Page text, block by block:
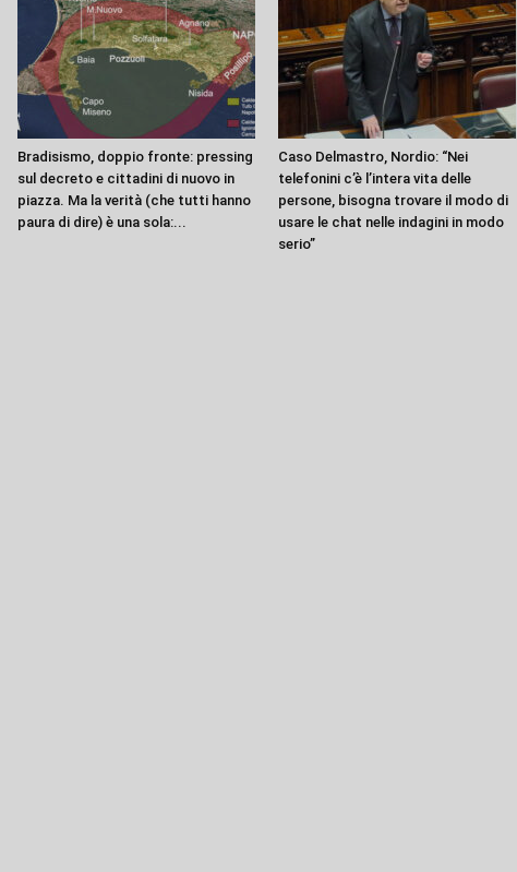
Bradisismo, doppio fronte: pressing
sul decreto e cittadini di nuovo in
piazza. Ma la verità (che tutti hanno
paura di dire) è una sola:...
Caso Delmastro, Nordio: “Nei
telefonini c’è l’intera vita delle
persone, bisogna trovare il modo di
usare le chat nelle indagini in modo
serio”